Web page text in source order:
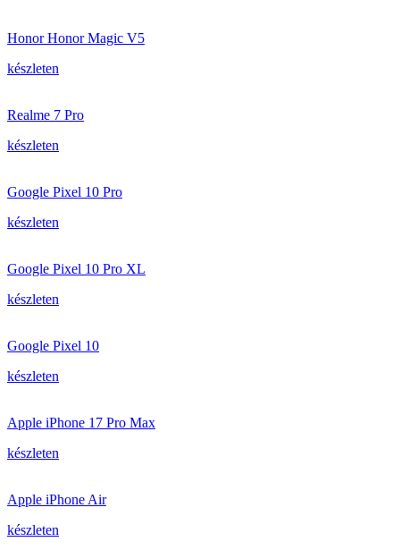
Honor Honor Magic V5
készleten
Realme 7 Pro
készleten
Google Pixel 10 Pro
készleten
Google Pixel 10 Pro XL
készleten
Google Pixel 10
készleten
Apple iPhone 17 Pro Max
készleten
Apple iPhone Air
készleten